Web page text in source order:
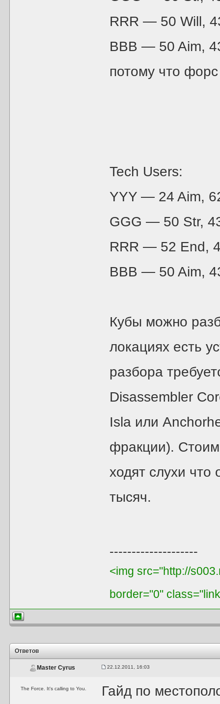
RRR — 50 Will,
BBB — 50 Aim,
потому что
Tech Users:
YYY — 24 Aim,
GGG — 50 Str,
RRR — 52 End,
BBB — 50 Aim,
Кубы можно
локациях есть
разбора
Disassembler
Isla или
фракции).
ходят слухи что
тысяч.
--------------------
<img src="http://
border="0"
Ответов
Master Cyrus 22.12.2011, 16:03
The Force. It's calling to You.
Гайд по